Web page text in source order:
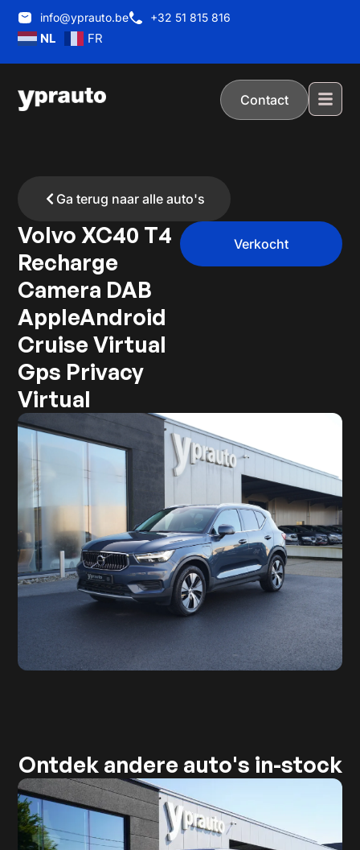
info@yprauto.be +32 51 815 816
NL FR
Contact
Ga terug naar alle auto's
Volvo XC40 T4
Recharge
Camera DAB
AppleAndroid
Cruise Virtual
Gps Privacy
Virtual
Verkocht
Ontdek andere auto's in-stock